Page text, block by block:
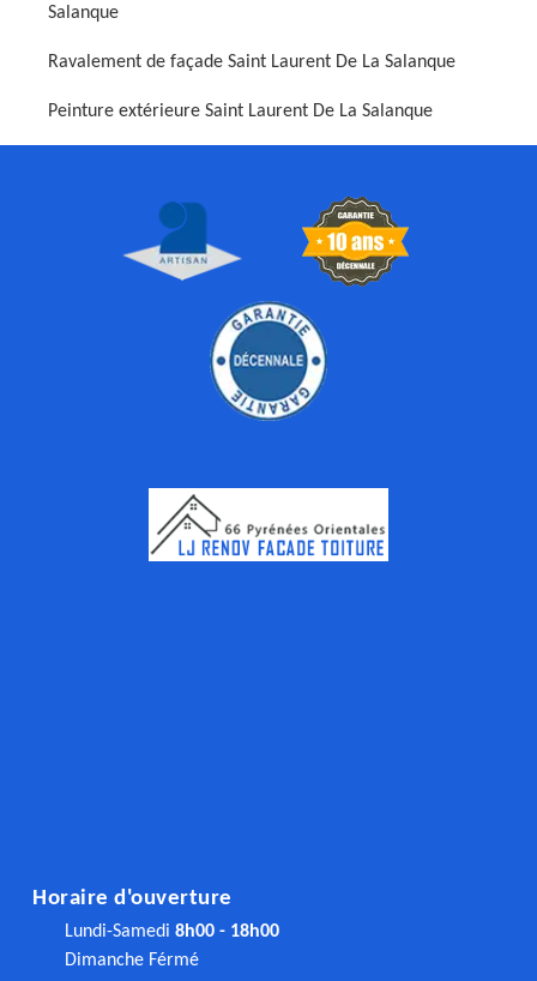
Salanque
Ravalement de façade Saint Laurent De La Salanque
Peinture extérieure Saint Laurent De La Salanque
Horaire d'ouverture
Lundi-Samedi 8h00 - 18h00
Dimanche Férmé